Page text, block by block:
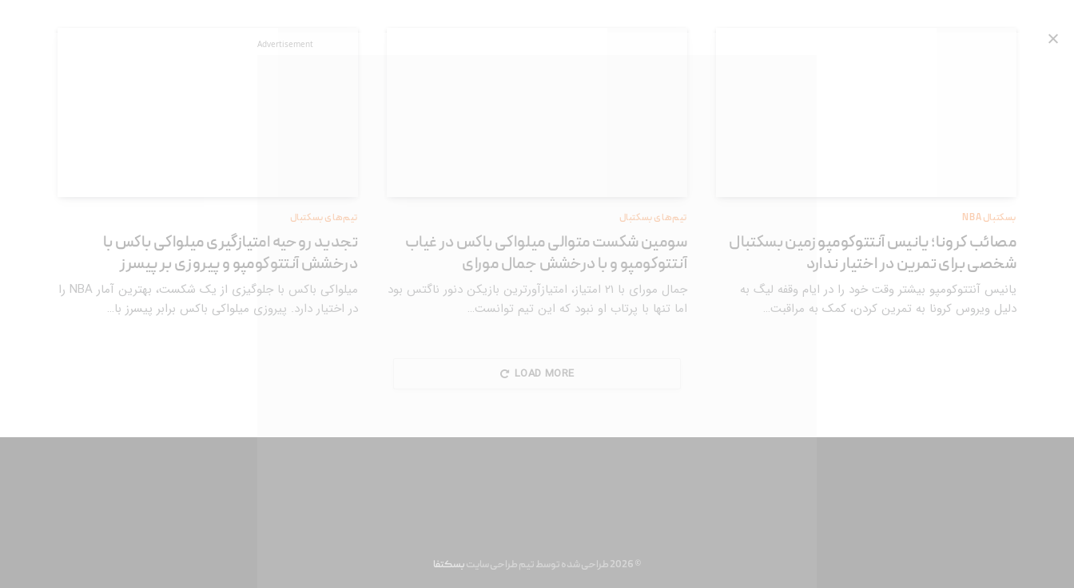
بسکتبال NBA
مصائب کرونا؛ یانیس آنتتوکومپو زمین بسکتبال
شخصی برای تمرین در اختیار ندارد
یانیس آنتتوکومپو بیشتر وقت خود را در ایام وقفه لیگ به
دلیل ویروس کرونا به تمرین کردن، کمک به مراقبت…
تیم‌های بسکتبال
سومین شکست متوالی میلواکی باکس در غیاب
آنتتوکومپو و با درخشش جمال مورای
جمال مورای با ۲۱ امتیاز، امتیازآورترین بازیکن دنور ناگتس بود
اما تنها با پرتاب او نبود که این تیم توانست…
تیم‌های بسکتبال
تجدید روحیه امتیازگیری میلواکی باکس با
درخشش آنتتوکومپو و پیروزی بر پیسرز
میلواکی باکس با جلوگیزی از یک شکست، بهترین آمار NBA را
در اختیار دارد. پیروزی میلواکی باکس برابر پیسرز با…
LOAD MORE
© 2026 طراحی شده توسط تیم طراحی سایت بسکتفا
Advertisement